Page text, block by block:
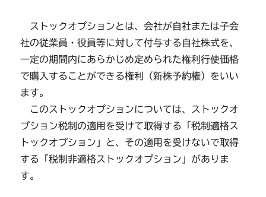
ストックオプションとは、会社が自社または子会
社の従業員・役員等に対して付与する自社株式を、
一定の期間内にあらかじめ定められた権利行使価格
で購入することができる権利（新株予約権）をいい
ます。
このストックオプションについては、ストックオ
プション税制の適用を受けて取得する「税制適格ス
トックオプション」と、その適用を受けないで取得
する「税制非適格ストックオプション」がありま
す。